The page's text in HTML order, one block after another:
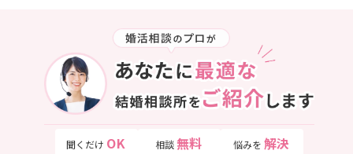
聞くだけ OK 相談 無料 悩みを 解決